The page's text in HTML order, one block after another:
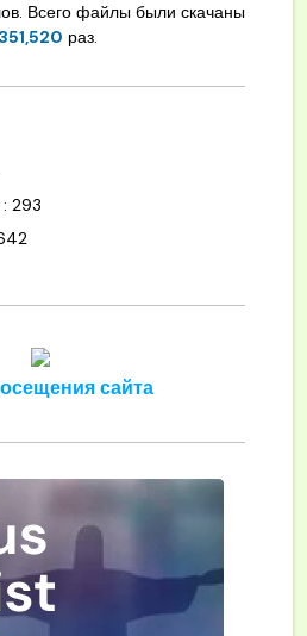
Всего файлы были скачаны
раз.
293
сайта